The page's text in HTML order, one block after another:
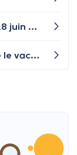
Bonjour, j'ai fait ma première dose de vaccin contre l'hépatite B ce 28 mai 2026, je dois faire ma 2eme injection le 28 juin mais est ce que je peux le faire le 26 juin au lieu du 28 juin ?
Bonjour, Ma fille de 9 mois a eu deux doses de vaccin Bexsero. Nous allons partir en Italie en Toscane. Elle doit faire le vaccin pour la méningite A, C, W135 et Y, ou elle peut attendre? J'ai lu que c'est conseillé à partir de 15 mois... Merci.